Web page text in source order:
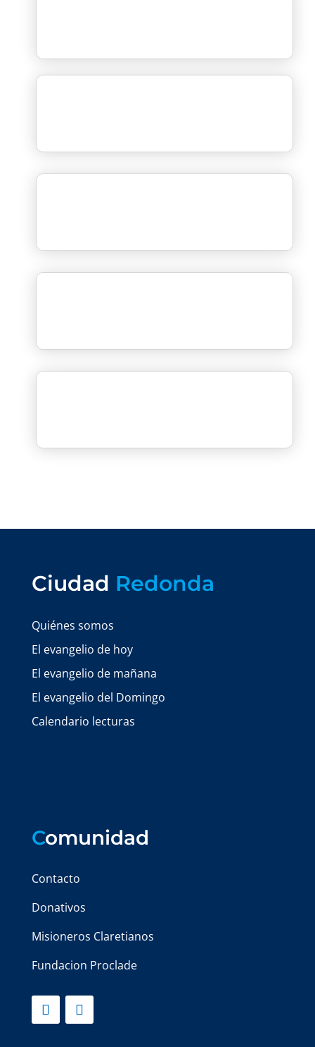
Ciudad Redonda
Quiénes somos
El evangelio de hoy
El evangelio de mañana
El evangelio del Domingo
Calendario lecturas
Comunidad
Contacto
Donativos
Misioneros Claretianos
Fundacion Proclade